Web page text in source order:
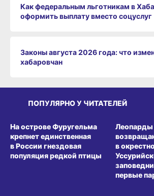
Как федеральным льготникам в
оформить выплату вместо соцуслуг
Законы августа 2026 года: что
хабаровчан
ПОПУЛЯРНО У ЧИТАТЕЛЕЙ
На острове Фуругельма
крепнет единственная
в России гнездовая
популяция редкой птицы
Леопарды
в
первые